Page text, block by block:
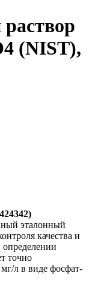
(NIST),
эталонный
качества и
точно
мг/л в виде фосфат-